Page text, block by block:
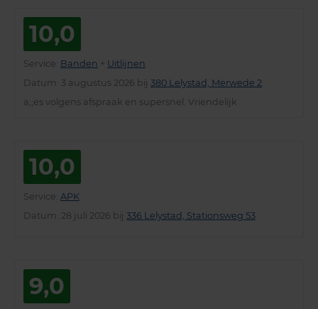
10,0
Service Banden + Uitlijnen
Datum : 3 augustus 2026 bij 380 Lelystad, Merwede 2
a;;es volgens afspraak en supersnel. Vriendelijk
10,0
Service APK
Datum
: 28 juli 2026 bij 336 Lelystad, Stationsweg 53
9,0